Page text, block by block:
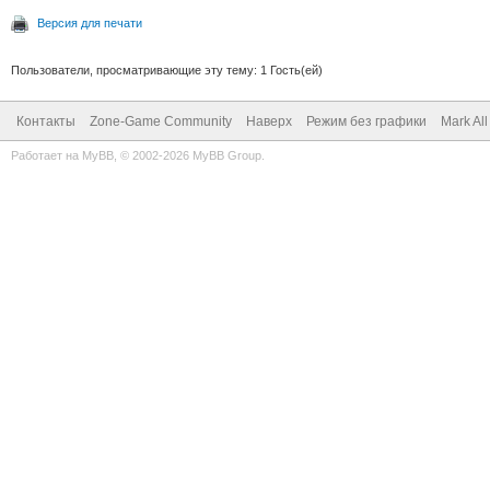
Версия для печати
Пользователи, просматривающие эту тему: 1 Гость(ей)
Контакты Zone-Game Community Наверх Режим без графики Mark
Работает на MyBB , © 2002-2026 MyBB Group